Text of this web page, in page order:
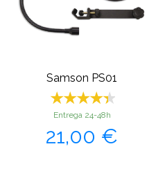
Samson PS01
Entrega 24-48h
Precio
21,00 €